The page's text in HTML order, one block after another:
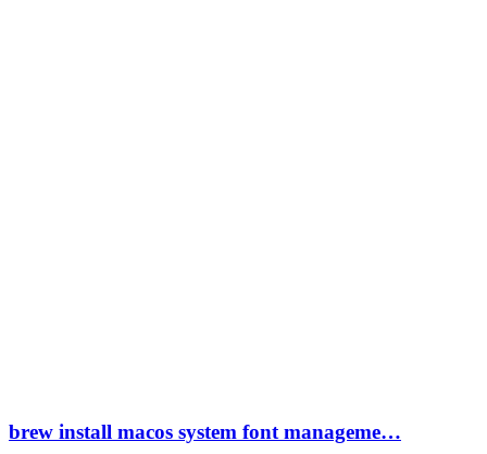
brew install macos system font manageme…